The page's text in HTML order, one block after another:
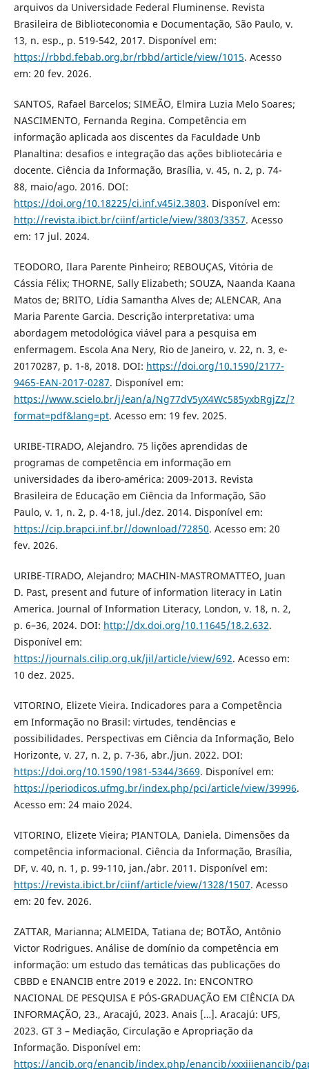
arquivos da Universidade Federal Fluminense. Revista
Brasileira de Biblioteconomia e Documentação, São Paulo, v.
13, n. esp., p. 519-542, 2017. Disponível em:
https://rbbd.febab.org.br/rbbd/article/view/1015. Acesso
em: 20 fev. 2026.
SANTOS, Rafael Barcelos; SIMEÃO, Elmira Luzia Melo Soares;
NASCIMENTO, Fernanda Regina. Competência em
informação aplicada aos discentes da Faculdade Unb
Planaltina: desafios e integração das ações bibliotecária e
docente. Ciência da Informação, Brasília, v. 45, n. 2, p. 74-
88, maio/ago. 2016. DOI:
https://doi.org/10.18225/ci.inf.v45i2.3803. Disponível em:
http://revista.ibict.br/ciinf/article/view/3803/3357. Acesso
em: 17 jul. 2024.
TEODORO, Ilara Parente Pinheiro; REBOUÇAS, Vitória de
Cássia Félix; THORNE, Sally Elizabeth; SOUZA, Naanda Kaana
Matos de; BRITO, Lídia Samantha Alves de; ALENCAR, Ana
Maria Parente Garcia. Descrição interpretativa: uma
abordagem metodológica viável para a pesquisa em
enfermagem. Escola Ana Nery, Rio de Janeiro, v. 22, n. 3, e-
20170287, p. 1-8, 2018. DOI: https://doi.org/10.1590/2177-
9465-EAN-2017-0287. Disponível em:
https://www.scielo.br/j/ean/a/Ng77dV5yX4Wc585yxbRgjZz/?
format=pdf&lang=pt. Acesso em: 19 fev. 2025.
URIBE-TIRADO, Alejandro. 75 lições aprendidas de
programas de competência em informação em
universidades da ibero-américa: 2009-2013. Revista
Brasileira de Educação em Ciência da Informação, São
Paulo, v. 1, n. 2, p. 4-18, jul./dez. 2014. Disponível em:
https://cip.brapci.inf.br//download/72850. Acesso em: 20
fev. 2026.
URIBE-TIRADO, Alejandro; MACHIN-MASTROMATTEO, Juan
D. Past, present and future of information literacy in Latin
America. Journal of Information Literacy, London, v. 18, n. 2,
p. 6–36, 2024. DOI: http://dx.doi.org/10.11645/18.2.632.
Disponível em:
https://journals.cilip.org.uk/jil/article/view/692. Acesso em:
10 dez. 2025.
VITORINO, Elizete Vieira. Indicadores para a Competência
em Informação no Brasil: virtudes, tendências e
possibilidades. Perspectivas em Ciência da Informação, Belo
Horizonte, v. 27, n. 2, p. 7-36, abr./jun. 2022. DOI:
https://doi.org/10.1590/1981-5344/3669. Disponível em:
https://periodicos.ufmg.br/index.php/pci/article/view/39996.
Acesso em: 24 maio 2024.
VITORINO, Elizete Vieira; PIANTOLA, Daniela. Dimensões da
competência informacional. Ciência da Informação, Brasília,
DF, v. 40, n. 1, p. 99-110, jan./abr. 2011. Disponível em:
https://revista.ibict.br/ciinf/article/view/1328/1507. Acesso
em: 20 fev. 2026.
ZATTAR, Marianna; ALMEIDA, Tatiana de; BOTÃO, Antônio
Victor Rodrigues. Análise de domínio da competência em
informação: um estudo das temáticas das publicações do
CBBD e ENANCIB entre 2019 e 2022. In: ENCONTRO
NACIONAL DE PESQUISA E PÓS-GRADUAÇÃO EM CIÊNCIA DA
INFORMAÇÃO, 23., Aracajú, 2023. Anais […]. Aracajú: UFS,
2023. GT 3 – Mediação, Circulação e Apropriação da
Informação. Disponível em:
https://ancib.org/enancib/index.php/enancib/xxxiiienancib/